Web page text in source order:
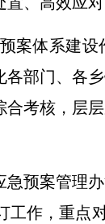
案体系建
部门、各
考核，层
预案管理
作，重点